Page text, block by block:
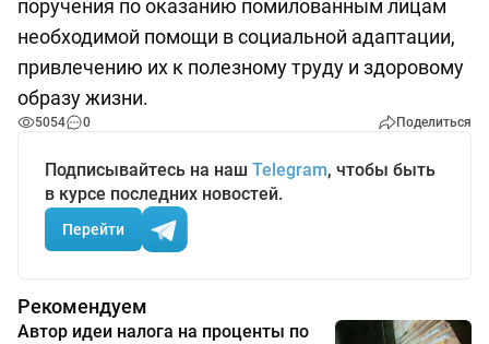
поручения по оказанию помилованным лицам
необходимой помощи в социальной адаптации,
привлечению их к полезному труду и здоровому
образу жизни.
5054 0 Поделиться
Подписывайтесь на наш Telegram, чтобы быть
в курсе последних новостей.
Перейти
Рекомендуем
Автор идеи налога на проценты по